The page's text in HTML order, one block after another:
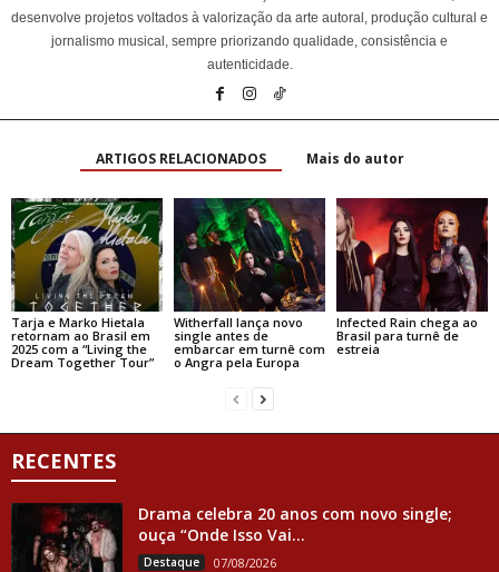
desenvolve projetos voltados à valorização da arte autoral, produção cultural e
jornalismo musical, sempre priorizando qualidade, consistência e
autenticidade.
ARTIGOS RELACIONADOS Mais do autor
Tarja e Marko Hietala
retornam ao Brasil em
2025 com a “Living the
Dream Together Tour”
Witherfall lança novo
single antes de
embarcar em turnê com
o Angra pela Europa
Infected Rain chega ao
Brasil para turnê de
estreia
RECENTES
Drama celebra 20 anos com novo single;
ouça “Onde Isso Vai...
Destaque 07/08/2026